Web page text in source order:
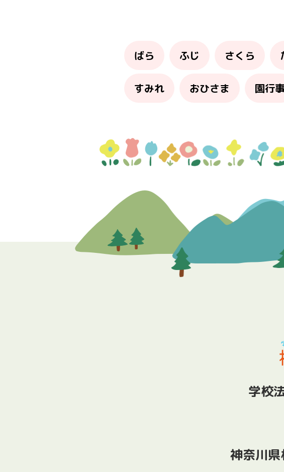
ばら ふじ さくら
すみれ おひさま 園行
学校
神奈川